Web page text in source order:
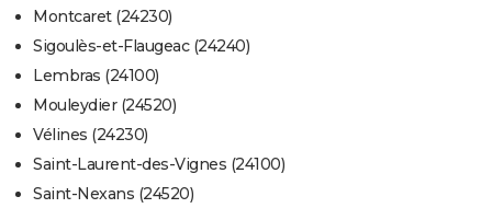
Montcaret (24230)
Sigoulès-et-Flaugeac (24240)
Lembras (24100)
Mouleydier (24520)
Vélines (24230)
Saint-Laurent-des-Vignes (24100)
Saint-Nexans (24520)